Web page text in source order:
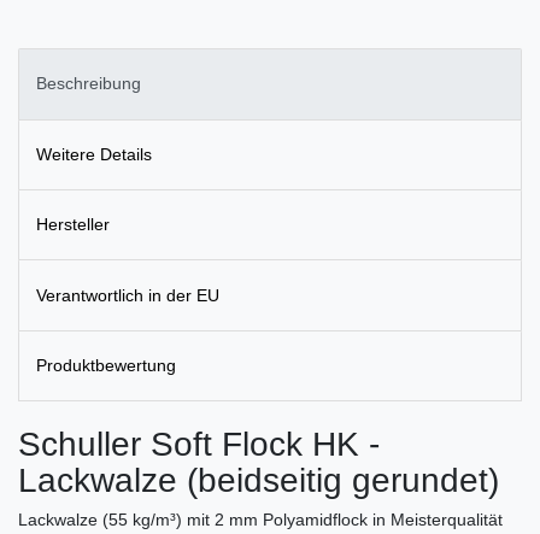
Beschreibung
Weitere Details
Hersteller
Verantwortlich in der EU
Produktbewertung
Schuller Soft Flock HK -
Lackwalze (beidseitig gerundet)
Lackwalze (55 kg/m³) mit 2 mm Polyamidflock in Meisterqualität